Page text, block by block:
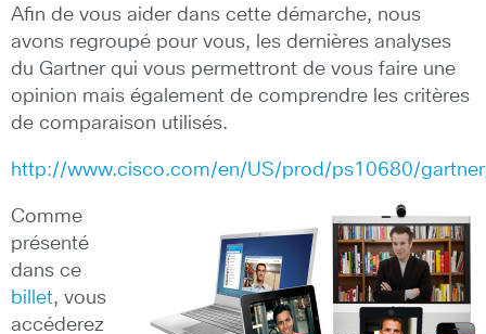
Afin de vous aider dans cette démarche, nous
avons regroupé pour vous, les dernières analyses
du Gartner qui vous permettront de vous faire une
opinion mais également de comprendre les critères
de comparaison utilisés.
http://www.cisco.com/en/US/prod/ps10680/
Comme
présenté
dans ce
billet, vous
accéderez